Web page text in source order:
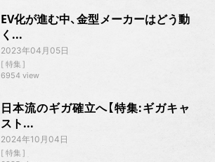
EV化が進む中、金型メーカーはどう動
く...
2023年04月05日
特集
6954 view
日本流のギガ確立へ【特集:ギガキャ
スト...
2024年10月04日
特集